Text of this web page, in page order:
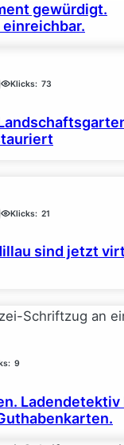
gewürdigt.
Klicks: 73
Klicks: 21
sind jetzt
9